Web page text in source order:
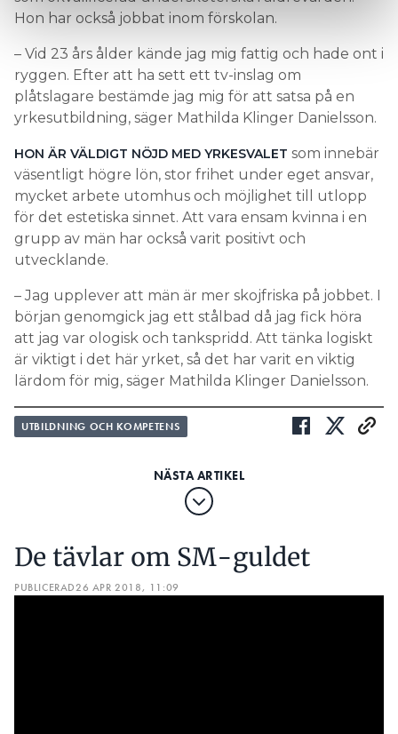
Hon har också jobbat inom förskolan.
– Vid 23 års ålder kände jag mig fattig och hade ont i
ryggen. Efter att ha sett ett tv-inslag om
plåtslagare bestämde jag mig för att satsa på en
yrkesutbildning, säger Mathilda Klinger Danielsson.
HON ÄR VÄLDIGT NÖJD MED YRKESVALET som innebär
väsentligt högre lön, stor frihet under eget ansvar,
mycket arbete utomhus och möjlighet till utlopp
för det estetiska sinnet. Att vara ensam kvinna i en
grupp av män har också varit positivt och
utvecklande.
– Jag upplever att män är mer skojfriska på jobbet. I
början genomgick jag ett stålbad då jag fick höra
att jag var ologisk och tankspridd. Att tänka logiskt
är viktigt i det här yrket, så det har varit en viktig
lärdom för mig, säger Mathilda Klinger Danielsson.
UTBILDNING OCH KOMPETENS
De tävlar om SM-guldet
PUBLICERAD26 APR 2018, 11:09